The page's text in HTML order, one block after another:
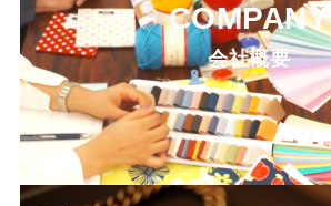
COMPANY
会社概要